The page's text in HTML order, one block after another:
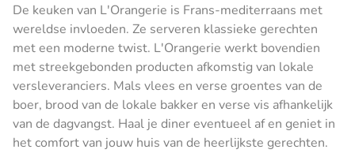
De keuken van L'Orangerie is Frans-mediterraans met
wereldse invloeden. Ze serveren klassieke gerechten
met een moderne twist. L'Orangerie werkt bovendien
met streekgebonden producten afkomstig van lokale
versleveranciers. Mals vlees en verse groentes van de
boer, brood van de lokale bakker en verse vis afhankelijk
van de dagvangst. Haal je diner eventueel af en geniet in
het comfort van jouw huis van de heerlijkste gerechten.